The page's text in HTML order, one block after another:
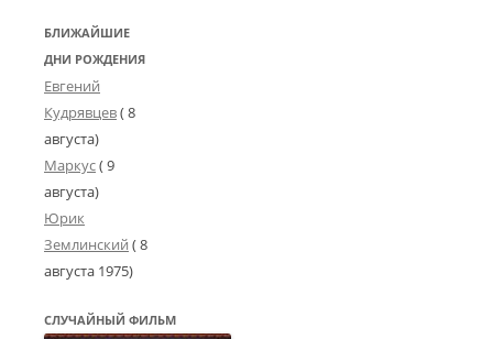
БЛИЖАЙШИЕ
ДНИ РОЖДЕНИЯ
Евгений
Кудрявцев( 8
августа)
Маркус( 9
августа)
Юрик
Землинский (8
августа 1975)
СЛУЧАЙНЫЙ ФИЛЬМ